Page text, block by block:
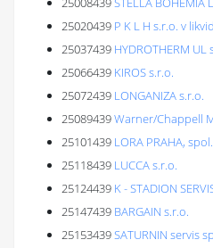
25020439 P K L H s.r.o. v
25037439 HYDROTHERM UL
25066439 KIROS s.r.o.
25072439 LONGANIZA s.r.o.
25089439Warner/Chappell
25101439 LORA PRAHA,
25118439 LUCCA s.r.o.
25124439 K - STADION
25147439 BARGAIN s.r.o.
25153439SATURNIN servis